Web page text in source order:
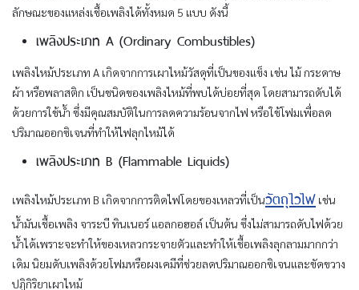
ลักษณะของแหล่งเชื้อเพลิงได้ทั้งหมด 5 แบบ ดังนี้
เพลิงประเภท A (Ordinary Combustibles)
เพลิงไหม้ประเภท A เกิดจากการเผาไหม้วัสดุที่เป็นของแข็ง เช่น ไม้ กระดาษ
ผ้า หรือพลาสติก เป็นชนิดของเพลิงไหม้ที่พบได้บ่อยที่สุด โดยสามารถดับได้
ด้วยการใช้น้ำ ซึ่งมีคุณสมบัติในการลดความร้อนจากไฟ หรือใช้โฟมเพื่อลด
ปริมาณออกซิเจนที่ทำให้ไฟลุกไหม้ได้
เพลิงประเภท B (Flammable Liquids)
เพลิงไหม้ประเภท B เกิดจากการติดไฟโดยของเหลวที่เป็นวัตถุไวไฟ เช่น
น้ำมันเชื้อเพลิง จาระบี ทินเนอร์ แอลกอฮอล์ เป็นต้น ซึ่งไม่สามารถดับไฟด้วย
น้ำได้เพราะจะทำให้ของเหลวกระจายตัวและทำให้เชื้อเพลิงลุกลามมากกว่า
เดิม นิยมดับเพลิงด้วยโฟมหรือผงเคมีที่ช่วยลดปริมาณออกซิเจนและขัดขวาง
ปฏิกิริยาเผาไหม้